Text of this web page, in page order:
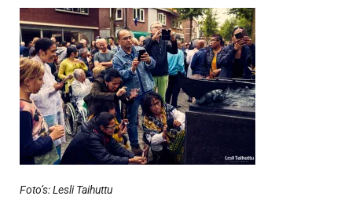
Foto’s: Lesli Taihuttu